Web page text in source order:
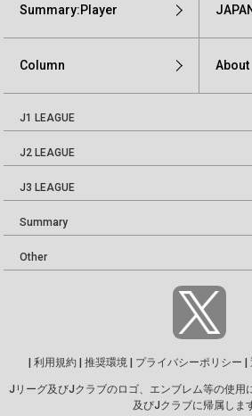
Summary:Player
Column About
J1 LEAGUE
J2 LEAGUE
J3 LEAGUE
Summary
Other
利用規約 推奨環境 プライバシーポリシー
Jリーグ及びJクラブのロゴ、エンブレム等の使用
及びJクラブに帰属しま